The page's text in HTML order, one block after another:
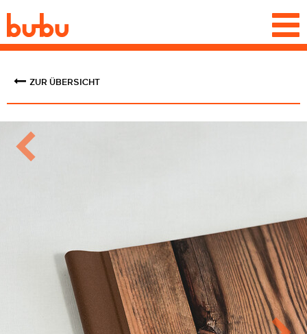
ZUR ÜBERSICHT